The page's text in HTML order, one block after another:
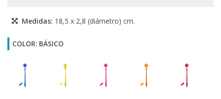
Medidas: 18,5 x 2,8 (diámetro) cm.
COLOR: BÁSICO